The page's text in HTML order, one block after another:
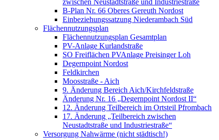
zwischen Neustadtstraße und Industriestraße
B-Plan Nr. 66 Oberes Gereuth Nordost
Einbeziehungssatzung Niederambach Süd
Flächennutzungsplan
Flächennutzungsplan Gesamtplan
PV-Anlage Kurlandstraße
SO Freiflächen PV­Anlage Preisinger Loh
Degernpoint Nordost
Feldkirchen
Moosstraße - Aich
9. Änderung Bereich Aich/Kirchfeldstraße
Änderung Nr. 16 „Degernpoint Nordost II“
12. Änderung Teilbereich im Ortsteil Pfrombach
17. Änderung „Teilbereich zwischen
Neustadtstraße und Industriestraße“
Versorgung Nahwärme (nicht städtisch!)